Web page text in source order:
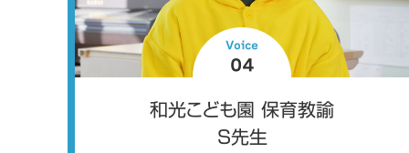
Voice
04
和光こども園 保育教諭
S先生